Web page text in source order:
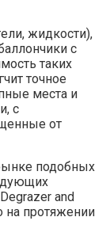
жидкости),
с
таких
точное
места и
с
от
подобных
and
на протяжении